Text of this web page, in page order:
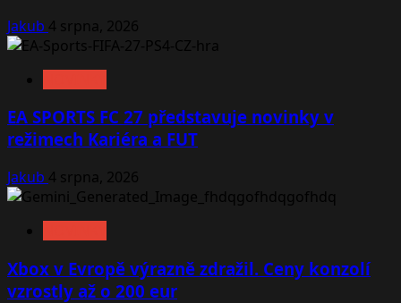
Jakub 4 srpna, 2026
EA SPORTS FC 27 představuje novinky v
režimech Kariéra a FUT
Jakub 4 srpna, 2026
Xbox v Evropě výrazně zdražil. Ceny konzolí
vzrostly až o 200 eur